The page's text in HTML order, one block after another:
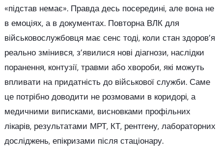
«підстав немає». Правда десь посередині, але вона не
в емоціях, а в документах. Повторна ВЛК для
військовослужбовця має сенс тоді, коли стан здоров’я
реально змінився, з’явилися нові діагнози, наслідки
поранення, контузії, травми або хвороби, які можуть
впливати на придатність до військової служби. Саме
це потрібно доводити не розмовами в коридорі, а
медичними виписками, висновками профільних
лікарів, результатами МРТ, КТ, рентгену, лабораторних
досліджень, епікризами після стаціонару.